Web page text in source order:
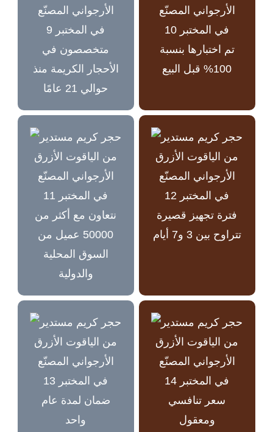
متخصصون في
الأحجار الكريمة منذ
حوالي 21 عامًا
تم اختبارها بنسبة
100% قبل البيع
نتعاون مع أكثر من
50000 عميل من
السوق المحلية
والدولية
فترة تجهيز قصيرة
تتراوح بين 3 و7 أيام
ضمان لمدة عام
واحد
سعر تنافسي
ومعقول